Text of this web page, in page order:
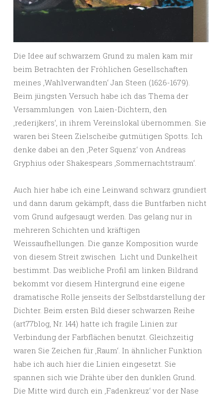
Die Idee auf schwarzem Grund zu malen kam mir
beim Betrachten der Fröhlichen Gesellschaften
meines ‚Wahlverwandten‘ Jan Steen (1626-1679).
Beim jüngsten Versuch habe ich das Thema der
Versammlungen von Laien-Dichtern, den
,rederijkers‘, in ihrem Vereinslokal übernommen. Sie
waren bei Steen Zielscheibe gutmütigen Spotts. Ich
denke dabei an den ,Peter Squenz‘ von Andreas
Gryphius oder Shakespears ,Sommernachtstraum‘.
Auch hier habe ich eine Leinwand schwarz grundiert
und dann darum gekämpft, dass die Buntfarben nicht
vom Grund aufgesaugt werden. Das gelang nur in
mehreren Schichten und kräftigen
Weissaufhellungen. Die ganze Komposition wurde
von diesem Streit zwischen Licht und Dunkelheit
bestimmt. Das weibliche Profil am linken Bildrand
bekommt vor diesem Hintergrund eine eigene
dramatische Rolle jenseits der Selbstdarstellung der
Dichter. Beim ersten Bild dieser schwarzen Reihe
(art77blog, Nr. 144) hatte ich fragile Linien zur
Verbindung der Farbflächen benutzt. Gleichzeitig
waren Sie Zeichen für ,Raum‘. In ähnlicher Funktion
habe ich auch hier die Linien eingesetzt. Sie
spannen sich wie Drähte über den dunklen Grund.
Die Mitte wird durch ein ,Fadenkreuz‘ vor der Nase